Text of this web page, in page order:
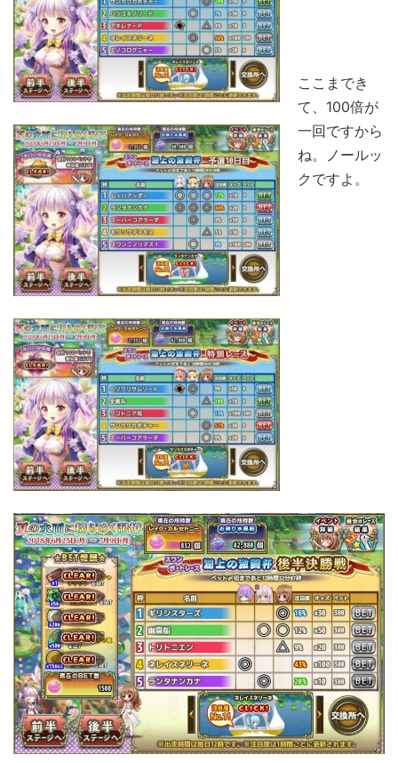
ここまでき
て、100倍が
一回ですから
ね。ノールッ
クですよ。